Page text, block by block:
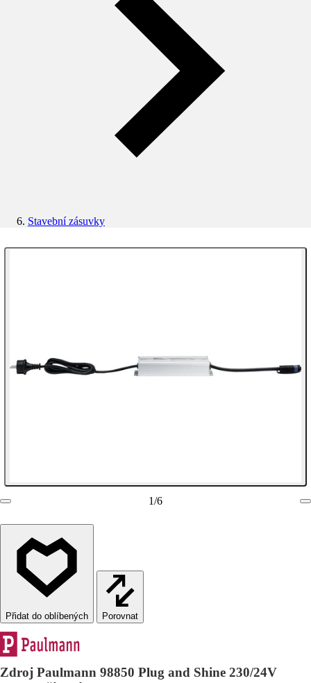
Stavební zásuvky
1/6
Porovnat
Zdroj Paulmann 98850 Plug and Shine 230/24V